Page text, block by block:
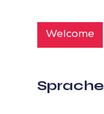
Welcome
Sprache